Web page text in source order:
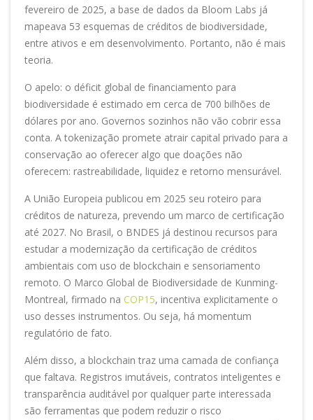
fevereiro de 2025, a base de dados da Bloom Labs já
mapeava 53 esquemas de créditos de biodiversidade,
entre ativos e em desenvolvimento. Portanto, não é mais
teoria.
O apelo: o déficit global de financiamento para
biodiversidade é estimado em cerca de 700 bilhões de
dólares por ano. Governos sozinhos não vão cobrir essa
conta. A tokenização promete atrair capital privado para a
conservação ao oferecer algo que doações não
oferecem: rastreabilidade, liquidez e retorno mensurável.
A União Europeia publicou em 2025 seu roteiro para
créditos de natureza, prevendo um marco de certificação
até 2027. No Brasil, o BNDES já destinou recursos para
estudar a modernização da certificação de créditos
ambientais com uso de blockchain e sensoriamento
remoto. O Marco Global de Biodiversidade de Kunming-
Montreal, firmado na COP15, incentiva explicitamente o
uso desses instrumentos. Ou seja, há momentum
regulatório de fato.
Além disso, a blockchain traz uma camada de confiança
que faltava. Registros imutáveis, contratos inteligentes e
transparência auditável por qualquer parte interessada
são ferramentas que podem reduzir o risco